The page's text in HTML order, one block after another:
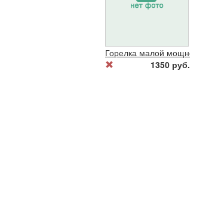
Горелка малой мощности
1350 руб.